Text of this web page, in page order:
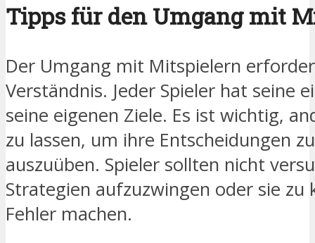
Tipps für den Umgang mit
Der Umgang mit Mitspielern
Verständnis. Jeder Spieler hat seine
seine eigenen Ziele. Es ist wichtig,
zu lassen, um ihre Entscheidungen
auszuüben. Spieler sollten nicht
Strategien aufzuzwingen oder sie zu
Fehler machen.